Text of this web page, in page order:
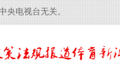
央电视台无关。